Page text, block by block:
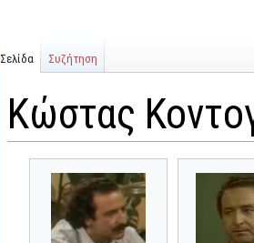
Κώστας
πλοήγηση
αναζήτηση
Σελίδα Συζήτηση